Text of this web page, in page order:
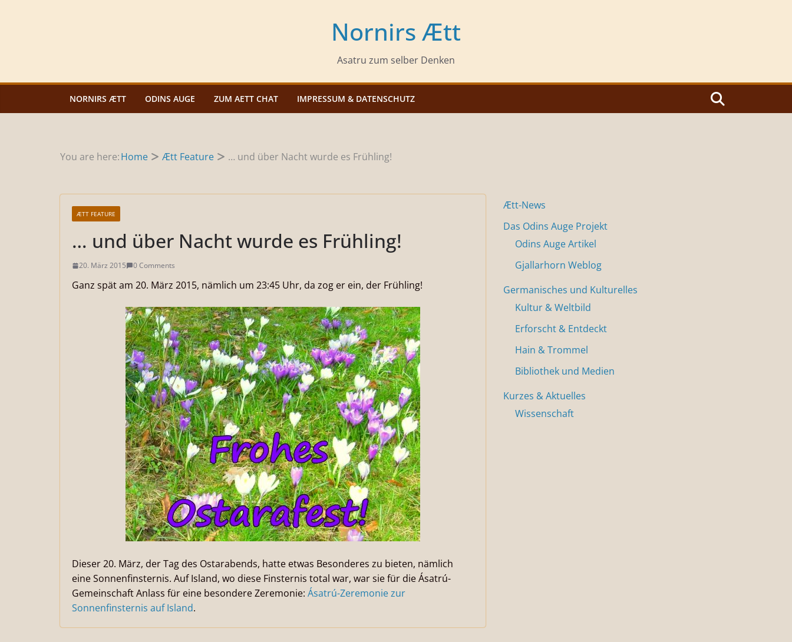
Nornirs Ætt
Asatru zum selber Denken
NORNIRS ÆTT ODINS AUGE ZUM AETT CHAT IMPRESSUM & DATENSCHUTZ
You are here:Home Ætt Feature … und über Nacht wurde es Frühling!
ÆTT FEATURE
… und über Nacht wurde es Frühling!
20. März 2015 0 Comments
Ganz spät am 20. März 2015, nämlich um 23:45 Uhr, da zog er ein, der Frühling!
Dieser 20. März, der Tag des Ostarabends, hatte etwas Besonderes zu bieten, nämlich
eine Sonnenfinsternis. Auf Island, wo diese Finsternis total war, war sie für die Ásatrú-
Gemeinschaft Anlass für eine besondere Zeremonie: Ásatrú-Zeremonie zur
Sonnenfinsternis auf Island.
Ætt-News
Das Odins Auge Projekt
Odins Auge Artikel
Gjallarhorn Weblog
Germanisches und Kulturelles
Kultur & Weltbild
Erforscht & Entdeckt
Hain & Trommel
Bibliothek und Medien
Kurzes & Aktuelles
Wissenschaft